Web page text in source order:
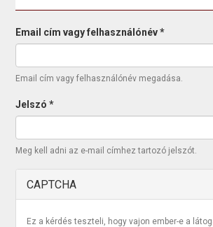
Elsődleges
fülek
Email cím vagy felhasználónév*
Email cím vagy felhasználónév megadása.
Jelszó*
Meg kell adni az e-mail címhez tartozó jelszót.
CAPTCHA
Ez a kérdés teszteli, hogy vajon ember-e a